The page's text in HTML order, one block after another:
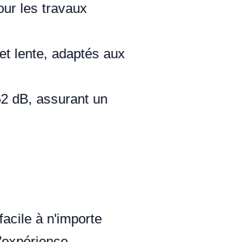
les travaux
lente, adaptés aux
dB, assurant un
à n'importe